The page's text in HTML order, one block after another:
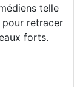
telle
pour retracer
forts.